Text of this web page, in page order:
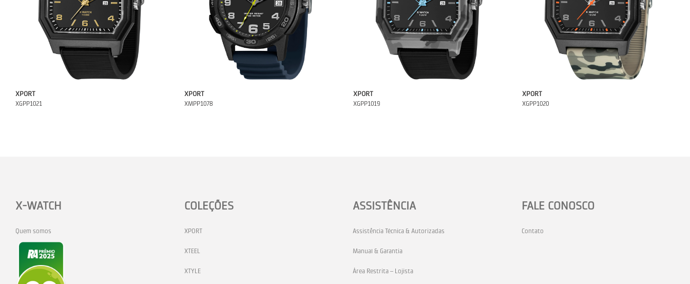
XPORT
XGPP1021
XPORT
XMPP1078
XPORT
XGPP1019
XPORT
XGPP1020
X-WATCH
Quem somos
COLEÇÕES
XPORT
XTEEL
XTYLE
ASSISTÊNCIA
Assistência Técnica & Autorizadas
Manual & Garantia
Área Restrita – Lojista
FALE CONOSCO
Contato